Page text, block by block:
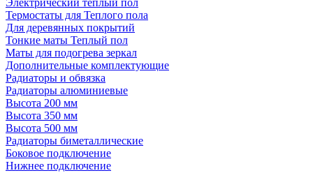
Термостаты для Теплого пола
Для деревянных покрытий
Тонкие маты Теплый пол
Маты для подогрева зеркал
Дополнительные комплектующие
Радиаторы и обвязка
Радиаторы алюминиевые
Высота 200 мм
Высота 350 мм
Высота 500 мм
Радиаторы биметаллические
Боковое подключение
Нижнее подключение